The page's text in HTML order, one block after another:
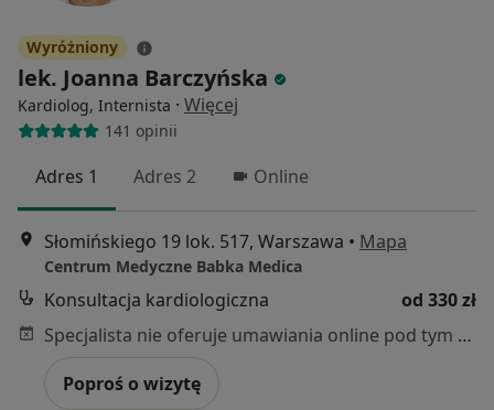
Wyróżniony
lek. Joanna Barczyńska
Kardiolog, Internista · Więcej
141 opinii
Adres 1 Adres 2 Online
Słomińskiego 19 lok. 517, Warszawa • Mapa
Centrum Medyczne Babka Medica
Konsultacja kardiologiczna
od 330 zł
Specjalista nie oferuje umawiania online pod tym adresem.
Poproś o wizytę